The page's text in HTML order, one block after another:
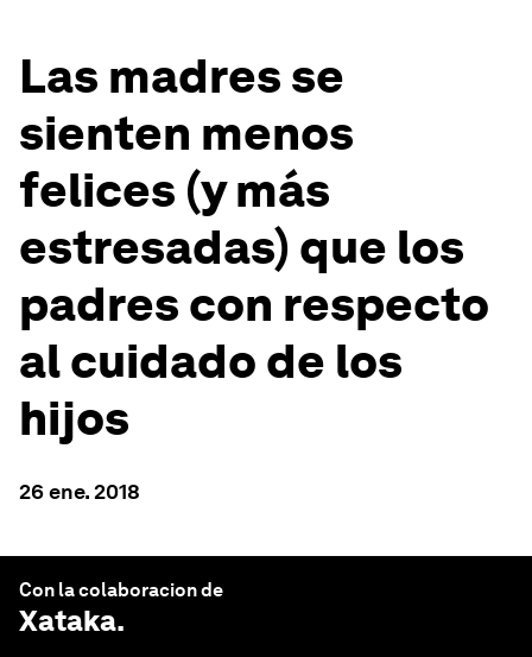
Las madres se
sienten menos
felices (y más
estresadas) que los
padres con respecto
al cuidado de los
hijos
26 ene. 2018
Con la colaboracion de
Xataka.